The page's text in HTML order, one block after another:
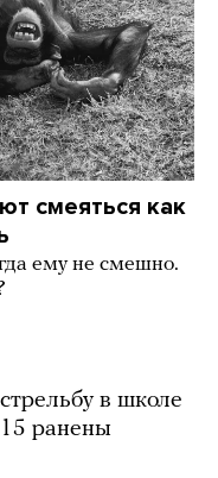
смеяться как
ему не смешно.
в школе
ранены